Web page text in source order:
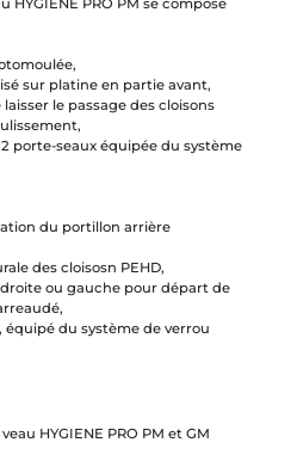
HYGIENE PRO PM se compose
sur platine en partie avant,
le passage des cloisons
porte-seaux équipée du système
du portillon arrière
des cloisosn PEHD,
ou gauche pour départ de
du système de verrou
HYGIENE PRO PM et GM